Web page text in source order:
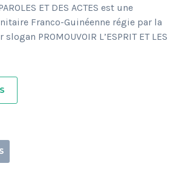
ET DES ACTES est une
Franco-Guinéenne régie par la
PROMOUVOIR L’ESPRIT ET LES